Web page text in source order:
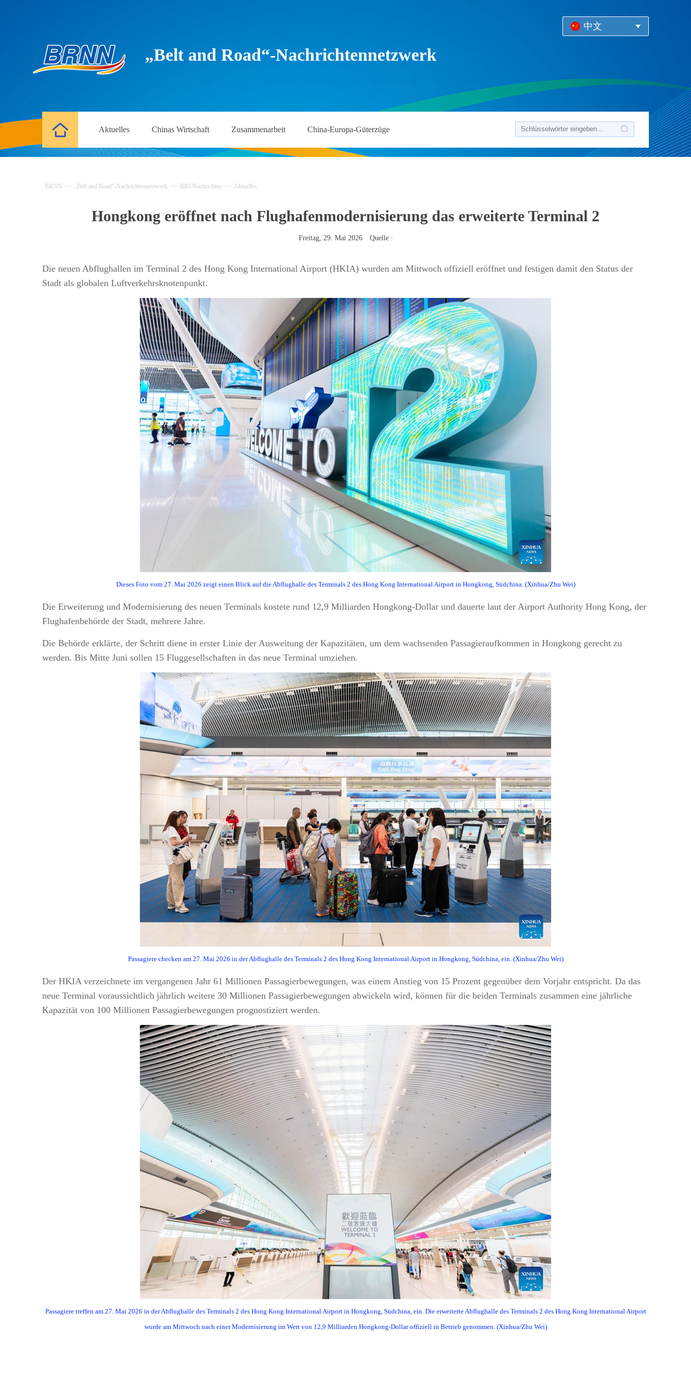
中文
„Belt and Road“-Nachrichtennetzwerk
Aktuelles Chinas Wirtschaft Zusammenarbeit China-Europa-Güterzüge
BRNN >> „Belt and Road“-Nachrichtennetzwerk >> BRI-Nachrichten >> Aktuelles
Hongkong eröffnet nach Flughafenmodernisierung das erweiterte Terminal 2
Freitag, 29. Mai 2026 Quelle :
Die neuen Abflughallen im Terminal 2 des Hong Kong International Airport (HKIA) wurden am Mittwoch offiziell eröffnet und festigen damit den Status der
Stadt als globalen Luftverkehrsknotenpunkt.
Dieses Foto vom 27. Mai 2026 zeigt einen Blick auf die Abflughalle des Terminals 2 des Hong Kong International Airport in Hongkong, Südchina. (Xinhua/Zhu Wei)
Die Erweiterung und Modernisierung des neuen Terminals kostete rund 12,9 Milliarden Hongkong-Dollar und dauerte laut der Airport Authority Hong Kong, der
Flughafenbehörde der Stadt, mehrere Jahre.
Die Behörde erklärte, der Schritt diene in erster Linie der Ausweitung der Kapazitäten, um dem wachsenden Passagieraufkommen in Hongkong gerecht zu
werden. Bis Mitte Juni sollen 15 Fluggesellschaften in das neue Terminal umziehen.
Passagiere checken am 27. Mai 2026 in der Abflughalle des Terminals 2 des Hong Kong International Airport in Hongkong, Südchina, ein. (Xinhua/Zhu Wei)
Der HKIA verzeichnete im vergangenen Jahr 61 Millionen Passagierbewegungen, was einem Anstieg von 15 Prozent gegenüber dem Vorjahr entspricht. Da das
neue Terminal voraussichtlich jährlich weitere 30 Millionen Passagierbewegungen abwickeln wird, können für die beiden Terminals zusammen eine jährliche
Kapazität von 100 Millionen Passagierbewegungen prognostiziert werden.
Passagiere treffen am 27. Mai 2026 in der Abflughalle des Terminals 2 des Hong Kong International Airport in Hongkong, Südchina, ein. Die erweiterte Abflughalle des Terminals 2 des Hong Kong International Airport
wurde am Mittwoch nach einer Modernisierung im Wert von 12,9 Milliarden Hongkong-Dollar offiziell in Betrieb genommen. (Xinhua/Zhu Wei)